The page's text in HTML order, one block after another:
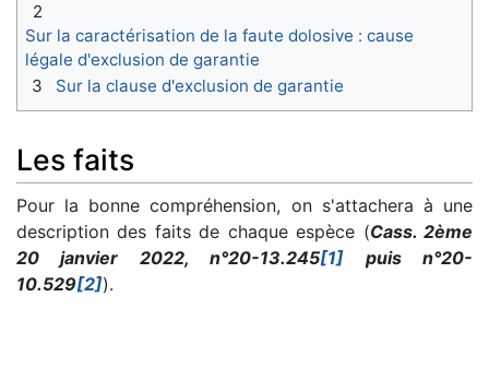
2
Sur la caractérisation de la faute dolosive : cause
légale d'exclusion de garantie
3
Sur la clause d'exclusion de garantie
Les faits
Pour la bonne compréhension, on s'attachera à une
description des faits de chaque espèce (Cass. 2ème
20 janvier 2022, n°20-13.245[1] puis n°20-
10.529[2]).